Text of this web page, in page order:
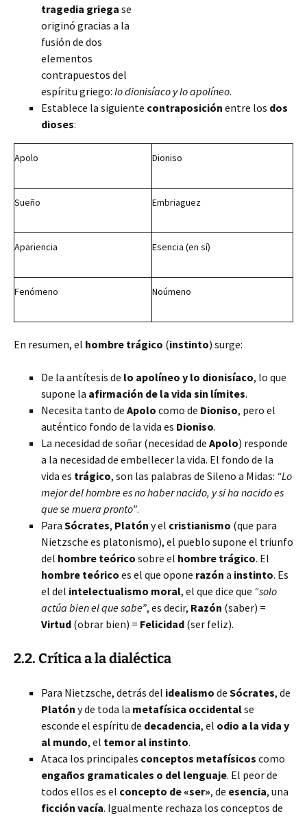
tragedia griega se
originó gracias a la
fusión de dos
elementos
contrapuestos del
espíritu griego: lo dionisíaco y lo apolíneo.
Establece la siguiente contraposición entre los dos
dioses:
Apolo Dioniso
Sueño Embriaguez
Apariencia Esencia (en sí)
Fenómeno Noúmeno
En resumen, el hombre trágico (instinto) surge:
De la antítesis de lo apolíneo y lo dionisíaco, lo que
supone la afirmación de la vida sin límites.
Necesita tanto de Apolo como de Dioniso, pero el
auténtico fondo de la vida es Dioniso.
La necesidad de soñar (necesidad de Apolo) responde
a la necesidad de embellecer la vida. El fondo de la
vida es trágico, son las palabras de Sileno a Midas: “Lo
mejor del hombre es no haber nacido, y si ha nacido es
que se muera pronto”.
Para Sócrates, Platón y el cristianismo (que para
Nietzsche es platonismo), el pueblo supone el triunfo
del hombre teórico sobre el hombre trágico. El
hombre teórico es el que opone razón a instinto. Es
el del intelectualismo moral, el que dice que “solo
actúa bien el que sabe”, es decir, Razón (saber) =
Virtud (obrar bien) = Felicidad (ser feliz).
2.2. Crítica a la dialéctica
Para Nietzsche, detrás del idealismo de Sócrates, de
Platón y de toda la metafísica occidentalse
esconde el espíritu de decadencia, el odio a la vida y
al mundo, el temor al instinto.
Ataca los principales conceptos metafísicos como
engaños gramaticales o del lenguaje. El peor de
todos ellos es el concepto de «ser», de esencia, una
ficción vacía. Igualmente rechaza los conceptos de